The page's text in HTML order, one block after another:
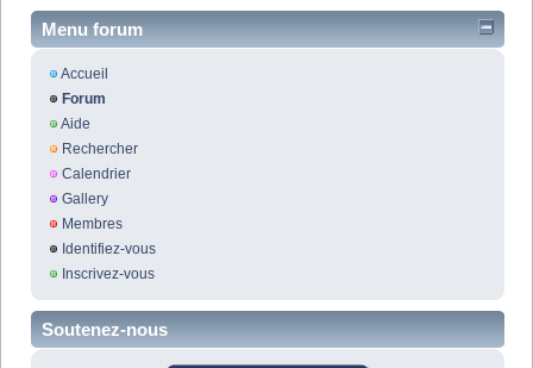
Menu forum
Accueil
Forum
Aide
Rechercher
Calendrier
Gallery
Membres
Identifiez-vous
Inscrivez-vous
Soutenez-nous